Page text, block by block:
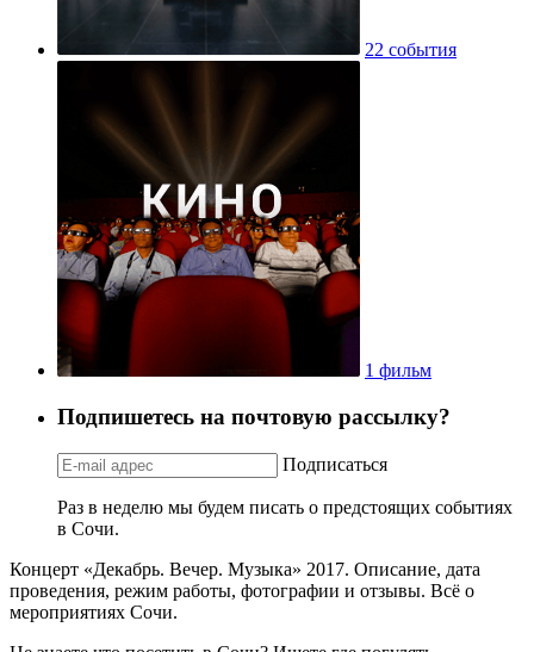
22 события
1 фильм
Подпишетесь на почтовую рассылку?
Подписаться
Раз в неделю мы будем писать о предстоящих событиях
в Сочи.
Концерт «Декабрь. Вечер. Музыка» 2017. Описание, дата
проведения, режим работы, фотографии и отзывы. Всё о
мероприятиях Сочи.